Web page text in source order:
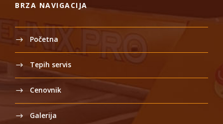
BRZA NAVIGACIJA
Početna
Tepih servis
Cenovnik
Galerija